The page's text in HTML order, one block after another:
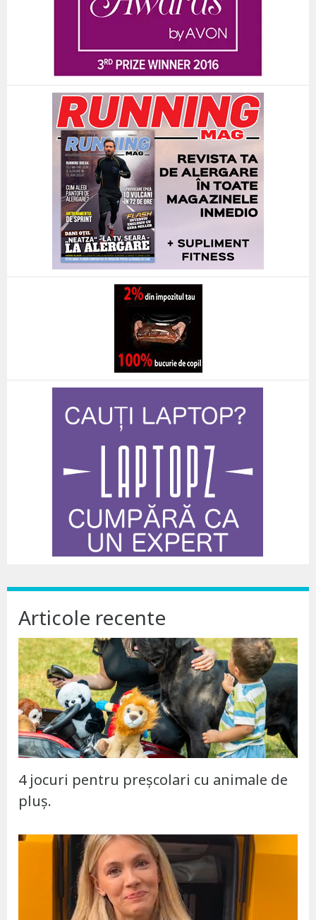
Articole recente
4 jocuri pentru preșcolari cu animale de
pluș.